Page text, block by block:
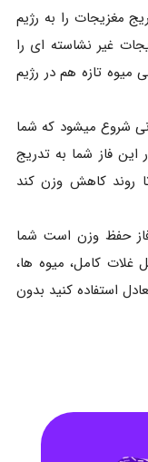
مغزیجات را به رژیم
غیر نشاسته ای را
میوه تازه هم در رژیم
شروع میشود که شما
فاز شما به تدریج
روند کاهش وزن کند
حفظ وزن است شما
غلات کامل، میوه ها،
استفاده کنید بدون